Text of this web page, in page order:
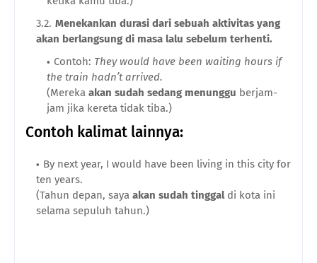
Menekankan durasi dari sebuah aktivitas yang
akan berlangsung di masa lalu sebelum terhenti.
Contoh: They would have been waiting hours if
the train hadn’t arrived.
(Mereka akan sudah sedang menunggu berjam-
jam jika kereta tidak tiba.)
Contoh kalimat lainnya:
By next year, I would have been living in this city for
ten years.
(Tahun depan, saya akan sudah tinggaldi kota ini
selama sepuluh tahun.)